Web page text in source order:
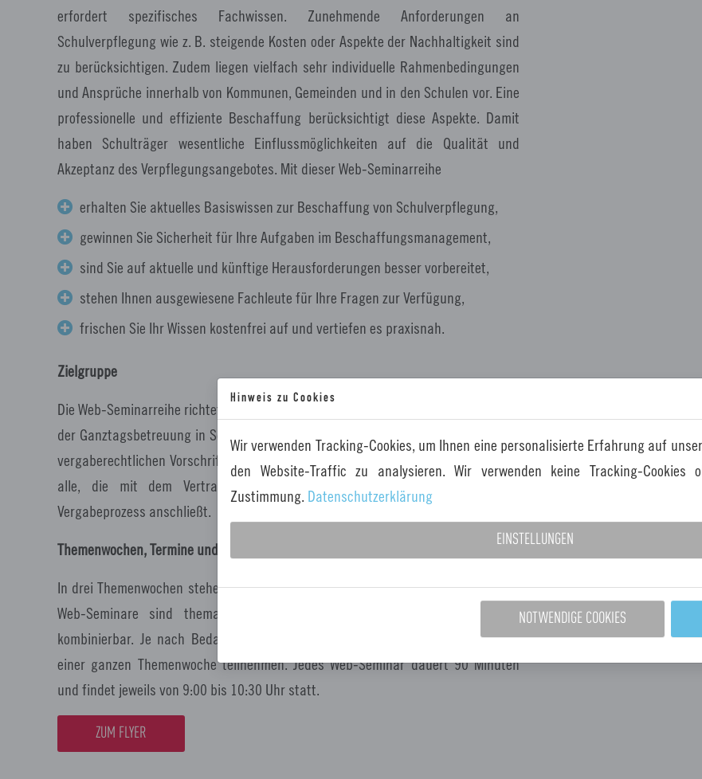
erfordert spezifisches Fachwissen. Zunehmende Anforderungen an
Schulverpflegung wie z. B. steigende Kosten oder Aspekte der Nachhaltigkeit sind
zu berücksichtigen. Zudem liegen vielfach sehr individuelle Rahmenbedingungen
und Ansprüche innerhalb von Kommunen, Gemeinden und in den Schulen vor. Eine
professionelle und effiziente Beschaffung berücksichtigt diese Aspekte. Damit
haben Schulträger wesentliche Einflussmöglichkeiten auf die Qualität und
Akzeptanz des Verpflegungsangebotes. Mit dieser Web-Seminarreihe
erhalten Sie aktuelles Basiswissen zur Beschaffung von Schulverpflegung,
gewinnen Sie Sicherheit für Ihre Aufgaben im Beschaffungsmanagement,
sind Sie auf aktuelle und künftige Herausforderungen besser vorbereitet,
stehen Ihnen ausgewiesene Fachleute für Ihre Fragen zur Verfügung,
frischen Sie Ihr Wissen kostenfrei auf und vertiefen es praxisnah.
Zielgruppe
Die Web-Seminarreihe richtet sich an öffentliche Schulträger sowie an freie Träger
der Ganztagsbetreuung in Schulen, die Schulverpflegung gestalten und dabei die
vergaberechtlichen Vorschriften berücksichtigen müssen. Eingeladen sind zudem
alle, die mit dem Vertragsmanagement betraut sind, das sich an den
Vergabeprozess anschließt.
Themenwochen, Termine und Anmeldung
In drei Themenwochen stehen Ihnen 15 Web-Seminare zur Auswahl. Die einzelnen
Web-Seminare sind thematisch in sich geschlossen und frei wähl- und
kombinierbar. Je nach Bedarf können Sie einzelne Seminare besuchen oder an
einer ganzen Themenwoche teilnehmen. Jedes Web-Seminar dauert 90 Minuten
und findet jeweils von 9:00 bis 10:30 Uhr statt.
ZUM FLYER
Hinweis zu Cookies
Wir verwenden Tracking-Cookies, um Ihnen eine personalisierte Erfahrung auf
den Website-Traffic zu analysieren. Wir verwenden keine Tracking-Cookies
Zustimmung. Datenschutzerklärung
EINSTELLUNGEN
NOTWENDIGE COOKIES